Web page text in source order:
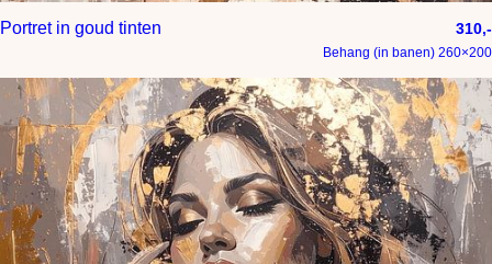
Portret in goud tinten 310,-
Behang (in banen) 260×200